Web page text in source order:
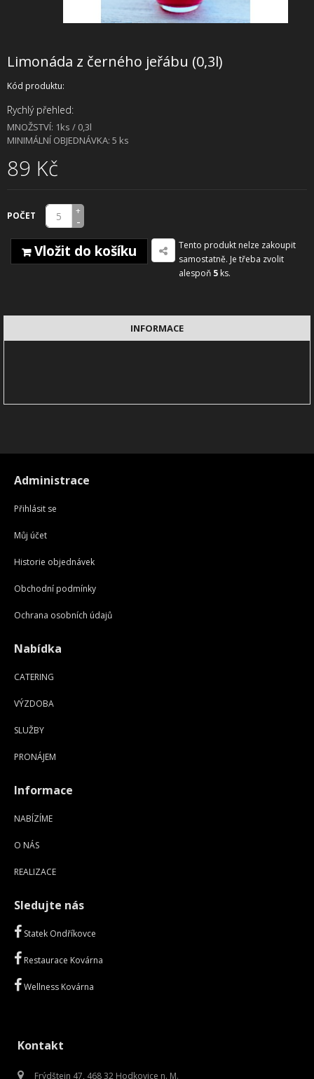
Limonáda z černého jeřábu (0,3l)
Kód produktu:
Rychlý přehled:
MNOŽSTVÍ: 1ks / 0,3l
MINIMÁLNÍ OBJEDNÁVKA: 5 ks
89 Kč
POČET +
-
Vložit do košíku
Tento produkt nelze zakoupit
samostatně. Je třeba zvolit
alespoň 5 ks.
INFORMACE
Administrace
Přihlásit se
Můj účet
Historie objednávek
Obchodní podmínky
Ochrana osobních údajů
Nabídka
CATERING
VÝZDOBA
SLUŽBY
PRONÁJEM
Informace
NABÍZÍME
O NÁS
REALIZACE
Sledujte nás
Statek Ondříkovce
Restaurace Kovárna
Wellness Kovárna
Kontakt
Frýdštejn 47, 468 32 Hodkovice n. M.